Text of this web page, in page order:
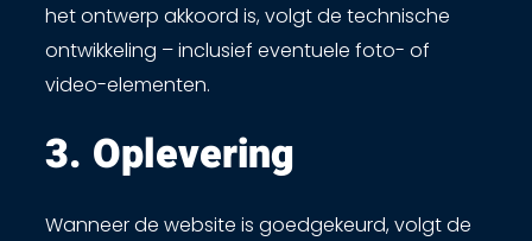
het ontwerp akkoord is, volgt de technische
ontwikkeling – inclusief eventuele foto- of
video-elementen.
3. Oplevering ​
Wanneer de website is goedgekeurd, volgt de